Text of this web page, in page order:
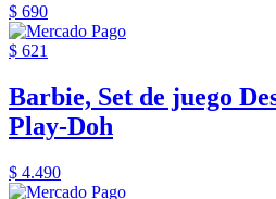
$ 690
$ 621
Barbie, Set de juego
Play-Doh
$ 4.490